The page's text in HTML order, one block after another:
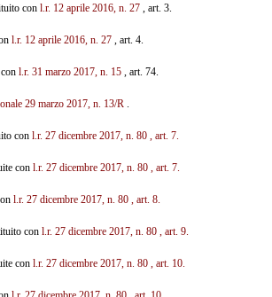
con l.r. 12 aprile 2016, n. 27, art. 3.
l.r. 12 aprile 2016, n. 27, art. 4.
l.r. 31 marzo 2017, n. 15, art. 74.
29 marzo 2017, n. 13/R.
con l.r. 27 dicembre 2017, n. 80 , art. 7.
con l.r. 27 dicembre 2017, n. 80 , art. 7.
l.r. 27 dicembre 2017, n. 80 , art. 8.
con l.r. 27 dicembre 2017, n. 80 , art. 9.
con l.r. 27 dicembre 2017, n. 80 , art. 10.